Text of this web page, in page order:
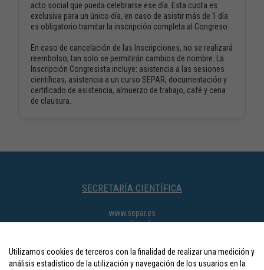
acto social que pueda celebrarse ese día. Esta cuota es
exclusiva para un único día, en caso de asistir más de 1 día
es obligatorio tramitar la inscripción completa al Congreso.
En caso de cancelación de las Inscripciones, no se realizará
reembolso, tan solo se permitirán cambios de nombre. La
Inscripción Congresista incluye: asistencia a las sesiones
científicas, asistencia a un curso SEPAR, documentación y
certificado de asistencia, almuerzo de trabajo, café y cena
de clausura.
SECRETARÍA CIENTÍFICA
www.separ.es
SECRETARÍA TÉCNICA
separ@viajeseci.es
CONTACTOS
Utilizamos cookies de terceros con la finalidad de realizar una medición y
análisis estadístico de la utilización y navegación de los usuarios en la